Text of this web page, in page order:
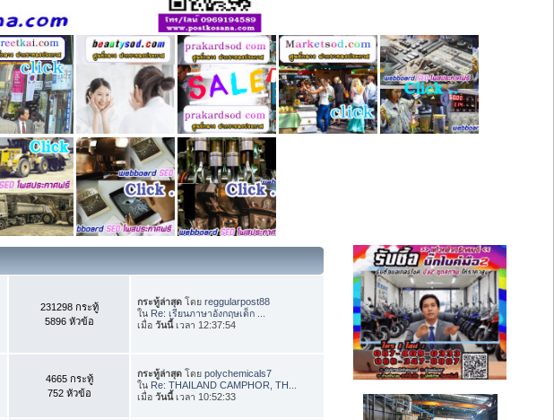
231298 กระทู้
5896 หัวข้อ
กระทู้ล่าสุด โดยreggularpost88
ใน Re: เรียนภาษาอังกฤษเด็ก ...
เมื่อวันนี้เวลา 12:37:54
4665 กระทู้
752 หัวข้อ
กระทู้ล่าสุด โดยpolychemicals7
ใน Re: THAILAND CAMPHOR, TH...
เมื่อวันนี้เวลา 10:52:33